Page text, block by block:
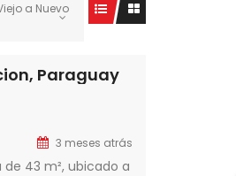
a Nuevo
Paraguay
3 meses atrás
43 m², ubicado a